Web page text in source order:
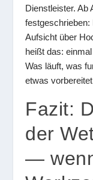
Dienstleister. Ab
Aufsicht über
heißt das:
Was läuft, was
etwas
Fazit:
der
—